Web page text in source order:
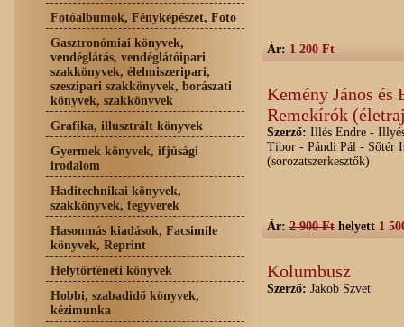
Fotóalbumok, Fényképészet, Foto
Gasztronómiai könyvek,
vendéglátás, vendéglátóipari
szakkönyvek, élelmiszeripari,
szeszipari szakkönyvek, borászati
könyvek, szakkönyvek
Grafika, illusztrált könyvek
Gyermek könyvek, ifjúsági
irodalom
Haditechnikai könyvek,
szakkönyvek, fegyverek
Hasonmás kiadások, Facsimile
könyvek, Reprint
Helytörténeti könyvek
Hobbi, szabadidő könyvek,
kézimunka
Ár: 1 200 Ft
Kemény János
Remekírók
Szerző: Illés Endre -
Tibor - Pándi Pál - Sőtér
(sorozatszerkesztők)
Ár: 2 900 Ft helyett 1
Kolumbusz
Szerző: Jakob Szvet